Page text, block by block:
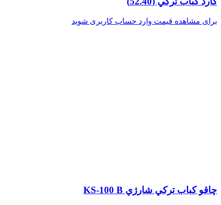
برای مشاهده قیمت وارد حساب کاربری شوید
چاقو كباب تركي شارژي KS-100 B